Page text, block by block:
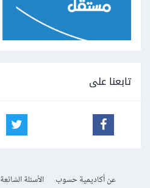
تابعنا على
عن أكاديمية حسوب الأسئلة الشائعة